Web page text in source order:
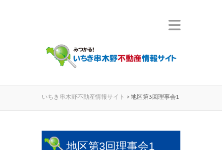
いちき串木野不動産情報サイト > 地区第3回理事会1
地区第3回理事会1